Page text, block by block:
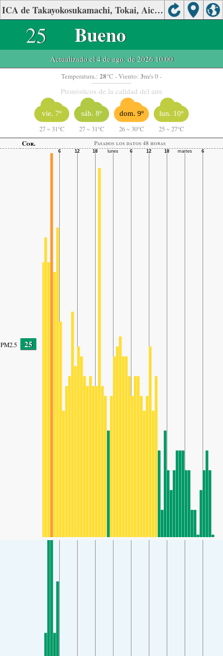
ICA de Takayokosukamachi, Tokai, Aichi.
25 Bueno
Actualizado el 4 de ago. de 2026 10:00
Temperatura.: 28°C - Viento: 3m/s 0 -
Pronósticos de la calidad del aire
vie. 7º
27 ~ 31°C
sáb. 8º
27 ~ 31°C
dom. 9º
26 ~ 30°C
lun. 10º
25 ~ 27°C
Cor.
Pasados ​​los datos 48 horas
PM2.5 25